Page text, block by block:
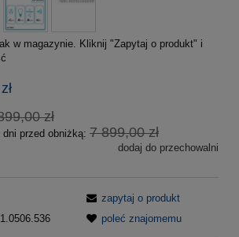
w magazynie. Kliknij "Zapytaj o produkt" i
zł
przed obniżką: 7 899,00 zł
dodaj do przechowalni
zapytaj o produkt
poleć znajomemu